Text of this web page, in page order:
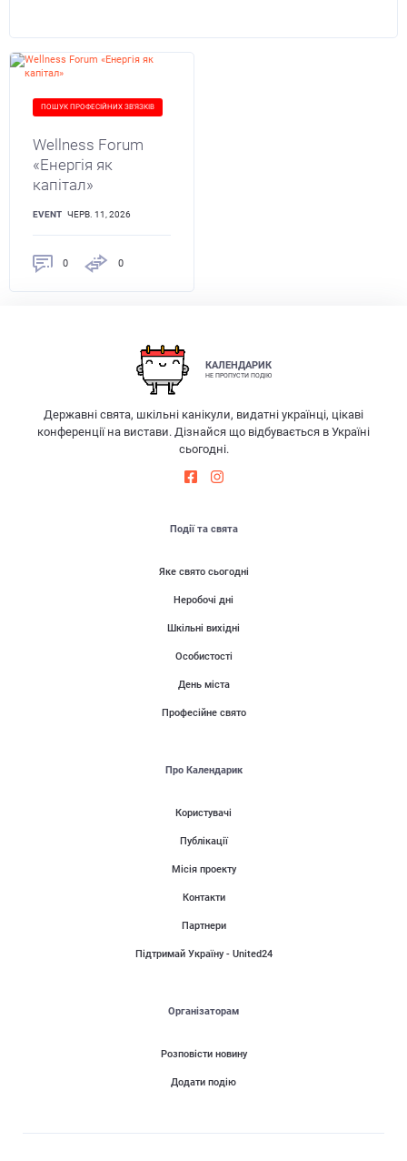
ПОШУК ПРОФЕСІЙНИХ ЗВ'ЯЗКІВ
Wellness Forum
«Енергія як
капітал»
EVENT ЧЕРВ. 11, 2026
0 0
КАЛЕНДАРИК
НЕ ПРОПУСТИ ПОДІЮ
Державні свята, шкільні канікули, видатні українці, цікаві
конференції на вистави. Дізнайся що відбувається в Україні
сьогодні.
Події та свята
Яке свято сьогодні
Неробочі дні
Шкільні вихідні
Особистості
День міста
Професійне свято
Про Календарик
Користувачі
Публікації
Місія проекту
Контакти
Партнери
Підтримай Україну - United24
Організаторам
Розповісти новину
Додати подію